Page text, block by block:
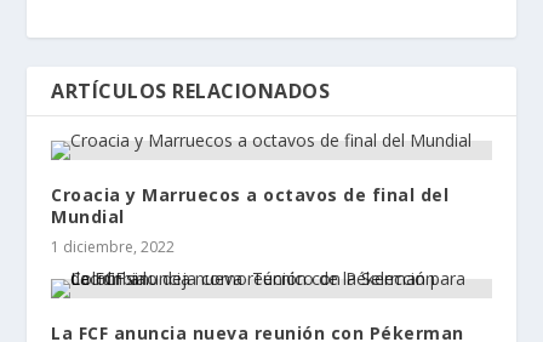
ARTÍCULOS RELACIONADOS
Croacia y Marruecos a octavos de final del
Mundial
1 diciembre, 2022
La FCF anuncia nueva reunión con Pékerman